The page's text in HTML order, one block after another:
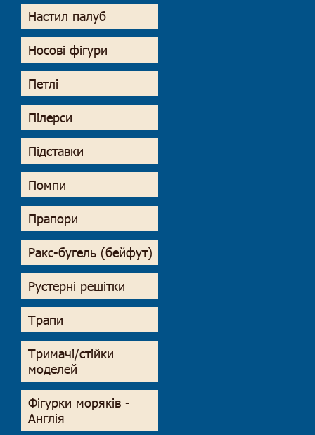
Настил палуб
Носові фігури
Петлі
Пілерси
Підставки
Помпи
Прапори
Ракс-бугель (бейфут)
Рустерні решітки
Трапи
Тримачі/стійки
моделей
Фігурки моряків -
Англія